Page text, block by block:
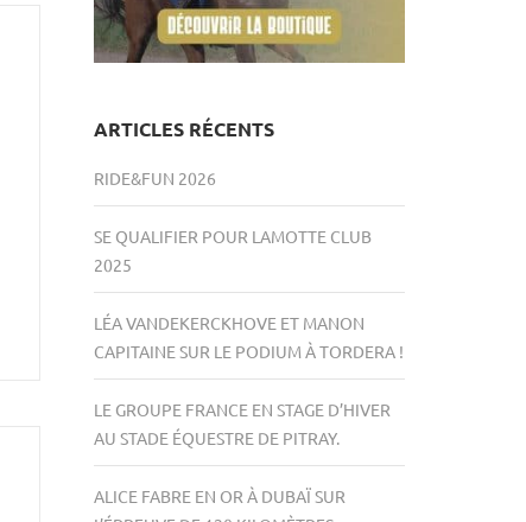
ARTICLES RÉCENTS
RIDE&FUN 2026
SE QUALIFIER POUR LAMOTTE CLUB
2025
LÉA VANDEKERCKHOVE ET MANON
CAPITAINE SUR LE PODIUM À TORDERA !
LE GROUPE FRANCE EN STAGE D’HIVER
AU STADE ÉQUESTRE DE PITRAY.
ALICE FABRE EN OR À DUBAÏ SUR